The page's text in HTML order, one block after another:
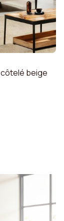
côtelé beige